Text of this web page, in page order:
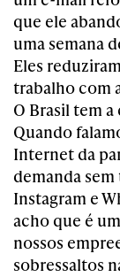
que ele
uma semana
Eles
trabalho com
O Brasil tem
Quando
Internet da
demanda
Instagram e
acho que é
nossos
sobressaltos